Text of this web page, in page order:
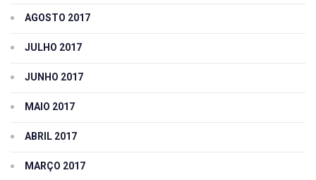
AGOSTO 2017
JULHO 2017
JUNHO 2017
MAIO 2017
ABRIL 2017
MARÇO 2017